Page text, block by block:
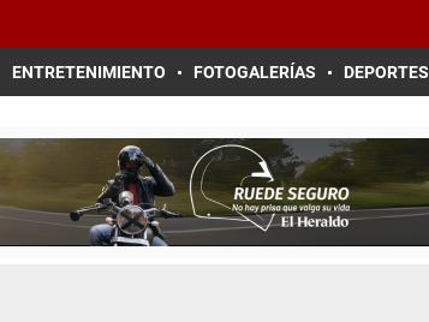
ENTRETENIMIENTO FOTOGALERÍAS DEPORTES